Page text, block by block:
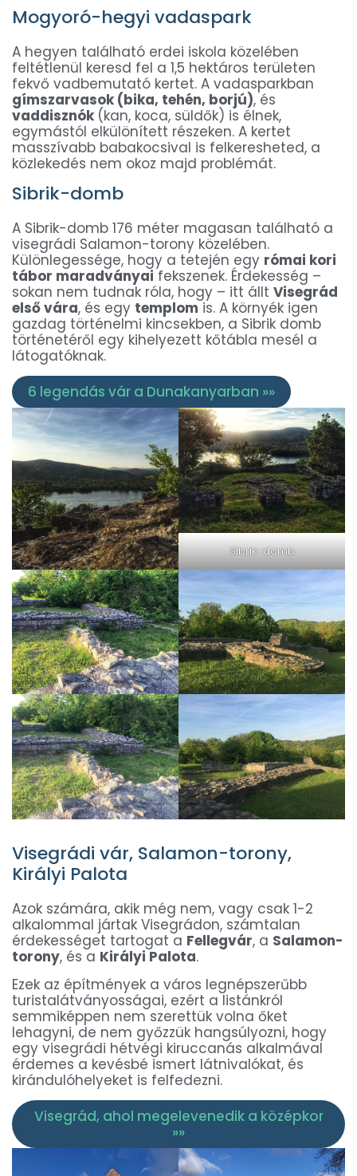
Mogyoró-hegyi vadaspark
A hegyen található erdei iskola közelében
feltétlenül keresd fel a 1,5 hektáros területen
fekvő vadbemutató kertet. A vadasparkban
gímszarvasok (bika, tehén, borjú), és
vaddisznók (kan, koca, süldők) is élnek,
egymástól elkülönített részeken. A kertet
masszívabb babakocsival is felkeresheted, a
közlekedés nem okoz majd problémát.
Sibrik-domb
A Sibrik-domb 176 méter magasan található a
visegrádi Salamon-torony közelében.
Különlegessége, hogy a tetején egy római kori
tábor maradványai fekszenek. Érdekesség –
sokan nem tudnak róla, hogy – itt állt Visegrád
első vára, és egy templom is. A környék igen
gazdag történelmi kincsekben, a Sibrik domb
történetéről egy kihelyezett kőtábla mesél a
látogatóknak.
6 legendás vár a Dunakanyarban »»
Sibrik-domb
Visegrádi vár, Salamon-torony,
Királyi Palota
Azok számára, akik még nem, vagy csak 1-2
alkalommal jártak Visegrádon, számtalan
érdekességet tartogat a Fellegvár, a Salamon-
torony, és a Királyi Palota.
Ezek az építmények a város legnépszerűbb
turistalátványosságai, ezért a listánkról
semmiképpen nem szerettük volna őket
lehagyni, de nem győzzük hangsúlyozni, hogy
egy visegrádi hétvégi kiruccanás alkalmával
érdemes a kevésbé ismert látnivalókat, és
kirándulóhelyeket is felfedezni.
Visegrád, ahol megelevenedik a középkor
»»